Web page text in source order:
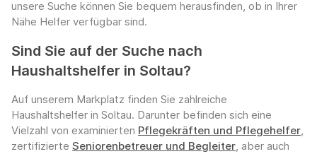
unsere Suche können Sie bequem herausfinden, ob in Ihrer
Nähe Helfer verfügbar sind.
Sind Sie auf der Suche nach
Haushaltshelfer in Soltau?
Auf unserem Markplatz finden Sie zahlreiche
Haushaltshelfer in Soltau. Darunter befinden sich eine
Vielzahl von examinierten Pflegekräften und Pflegehelfer,
zertifizierte Seniorenbetreuer und Begleiter, aber auch